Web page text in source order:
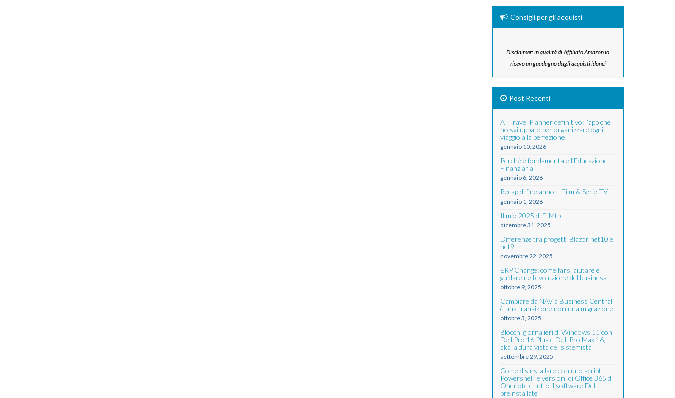
Consigli per gli acquisti
Disclaimer: in qualità di Affiliato Amazon io
ricevo un guadagno dagli acquisti idonei
Post Recenti
AI Travel Planner definitivo: l’app che
ho sviluppato per organizzare ogni
viaggio alla perfezione
gennaio 10, 2026
Perché è fondamentale l’Educazione
Finanziaria
gennaio 6, 2026
Recap di fine anno – Film & Serie TV
gennaio 1, 2026
Il mio 2025 di E-Mtb
dicembre 31, 2025
Differenze tra progetti Blazor net10 e
net9
novembre 22, 2025
ERP Change: come farsi aiutare e
guidare nell'evoluzione del business
ottobre 9, 2025
Cambiare da NAV a Business Central
è una transizione non una migrazione
ottobre 3, 2025
Blocchi giornalieri di Windows 11 con
Dell Pro 16 Plus e Dell Pro Max 16,
aka la dura vista del sistemista
settembre 29, 2025
Come disinstallare con uno script
Powershell le versioni di Office 365 di
Onenote e tutto il software Dell
preinstallate